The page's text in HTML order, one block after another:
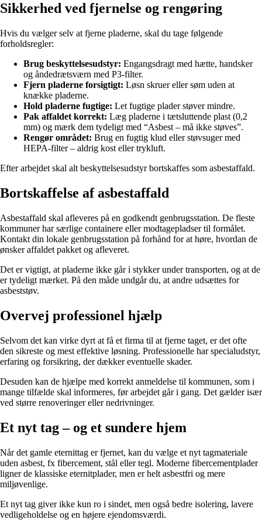
Sikkerhed ved fjernelse og rengøring
Hvis du vælger selv at fjerne pladerne, skal du tage følgende
forholdsregler:
Brug beskyttelsesudstyr: Engangsdragt med hætte, handsker
og åndedrætsværn med P3-filter.
Fjern pladerne forsigtigt: Løsn skruer eller søm uden at
knække pladerne.
Hold pladerne fugtige: Let fugtige plader støver mindre.
Pak affaldet korrekt: Læg pladerne i tætsluttende plast (0,2
mm) og mærk dem tydeligt med “Asbest – må ikke støves”.
Rengør området: Brug en fugtig klud eller støvsuger med
HEPA-filter – aldrig kost eller trykluft.
Efter arbejdet skal alt beskyttelsesudstyr bortskaffes som asbestaffald.
Bortskaffelse af asbestaffald
Asbestaffald skal afleveres på en godkendt genbrugsstation. De fleste
kommuner har særlige containere eller modtagepladser til formålet.
Kontakt din lokale genbrugsstation på forhånd for at høre, hvordan de
ønsker affaldet pakket og afleveret.
Det er vigtigt, at pladerne ikke går i stykker under transporten, og at de
er tydeligt mærket. På den måde undgår du, at andre udsættes for
asbeststøv.
Overvej professionel hjælp
Selvom det kan virke dyrt at få et firma til at fjerne taget, er det ofte
den sikreste og mest effektive løsning. Professionelle har specialudstyr,
erfaring og forsikring, der dækker eventuelle skader.
Desuden kan de hjælpe med korrekt anmeldelse til kommunen, som i
mange tilfælde skal informeres, før arbejdet går i gang. Det gælder især
ved større renoveringer eller nedrivninger.
Et nyt tag – og et sundere hjem
Når det gamle eternittag er fjernet, kan du vælge et nyt tagmateriale
uden asbest, fx fibercement, stål eller tegl. Moderne fibercementplader
ligner de klassiske eternitplader, men er helt asbestfri og mere
miljøvenlige.
Et nyt tag giver ikke kun ro i sindet, men også bedre isolering, lavere
vedligeholdelse og en højere ejendomsværdi.